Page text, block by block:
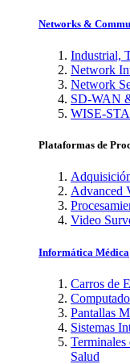
Networks &
Industrial,
Network
Network
SD-WAN
WISE-
Plataformas de
Advanced
Video
Informática Médica
Carros de
Pantallas
Sistemas
Salud